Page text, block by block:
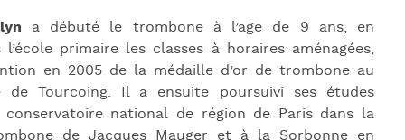
a débuté le trombone à l’age de 9 ans, en
primaire les classes à horaires aménagées,
en 2005 de la médaille d’or de trombone au
de Tourcoing. Il a ensuite poursuivi ses études
conservatoire national de région de Paris dans la
de Jacques Mauger et à la Sorbonne en